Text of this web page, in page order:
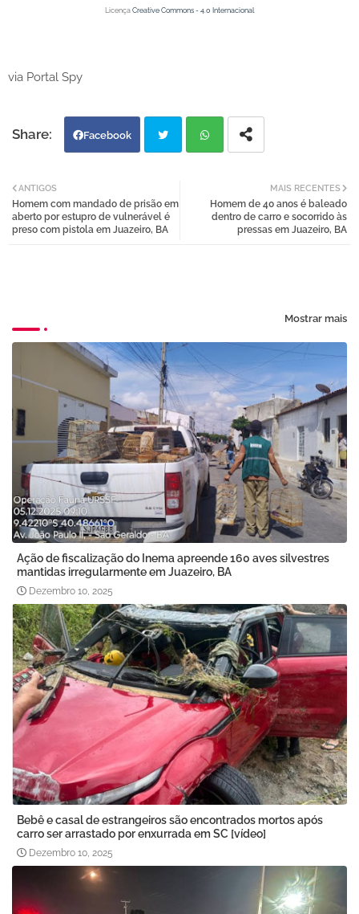
Licença Creative Commons - 4.0 Internacional
via Portal Spy
Facebook
tter atsa
MAIS RECENTES
Homem de 40 anos é baleado
dentro de carro e socorrido às
pressas em Juazeiro, BA
ANTIGOS
Homem com mandado de prisão em
aberto por estupro de vulnerável é
preso com pistola em Juazeiro, BA
Mostrar mais
Ação de fiscalização do Inema apreende 160 aves silvestres
mantidas irregularmente em Juazeiro, BA
Dezembro 10, 2025
Bebê e casal de estrangeiros são encontrados mortos após
carro ser arrastado por enxurrada em SC [vídeo]
Dezembro 10, 2025